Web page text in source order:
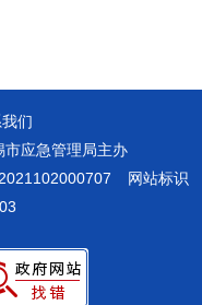
们
应急管理局主办
网站标识